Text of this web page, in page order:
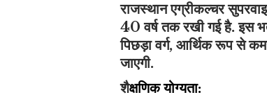
राजस्थान एग्रीकल्चर
40 वर्ष तक रखी गई है. इस
पिछड़ा वर्ग, आर्थिक रूप से
जाएगी.
शैक्षणिक योग्यता: